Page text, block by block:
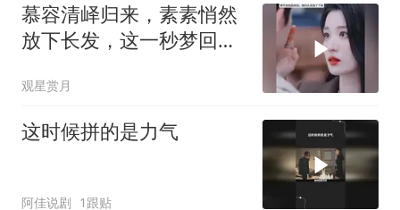
慕容清峄归来，素素悄然
放下长发，这一秒梦回从
观星赏月
这时候拼的是力气
阿佳说剧 1跟贴